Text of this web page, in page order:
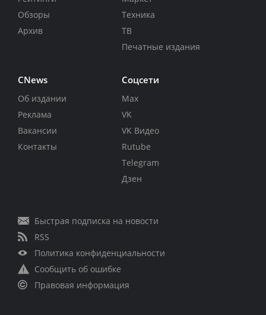
Обзоры
Архив
Техника
ТВ
Печатные издания
CNews
Об издании
Реклама
Вакансии
Контакты
Соцсети
Max
VK
VK Видео
Rutube
Telegram
Дзен
Быстрая подписка на новости
RSS
Политика конфиденциальности
Сообщить об ошибке
Правовая информация